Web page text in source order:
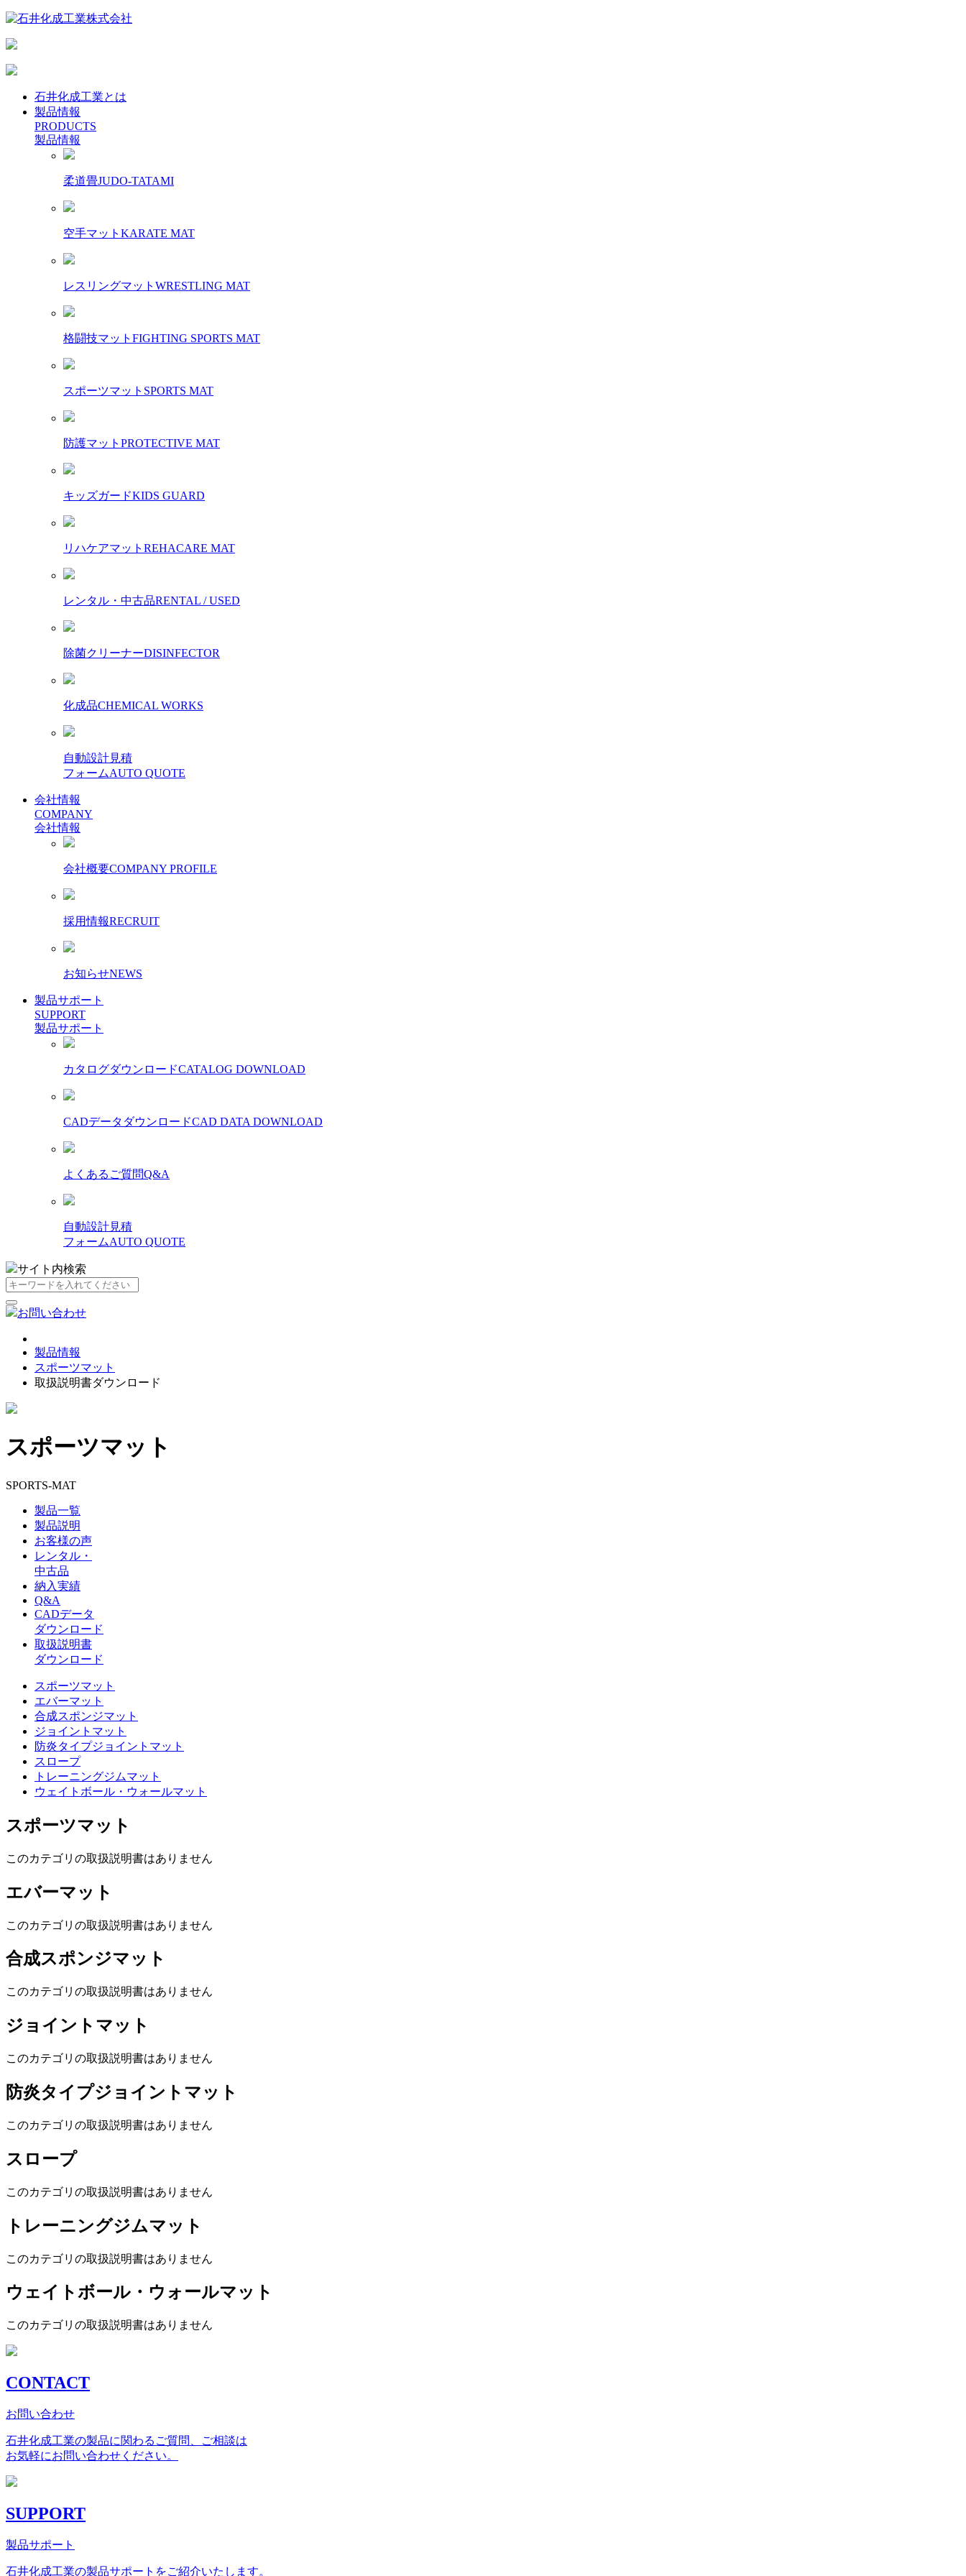
石井化成工業とは
製品情報
PRODUCTS
製品情報
柔道畳JUDO-TATAMI
空手マット KARATE MAT
レスリングマット WRESTLING MAT
格闘技マット FIGHTING SPORTS MAT
スポーツマット SPORTS MAT
防護マット PROTECTIVE MAT
キッズガードKIDS GUARD
リハケアマット REHACARE MAT
レンタル・中古品RENTAL / USED
除菌クリーナーDISINFECTOR
化成品CHEMICAL WORKS
自動設計見積
フォームAUTO QUOTE
会社情報
COMPANY
会社情報
会社概要COMPANY PROFILE
採用情報RECRUIT
お知らせNEWS
製品サポート
SUPPORT
製品サポート
カタログダウンロードCATALOG DOWNLOAD
CADデータダウンロードCAD DATA DOWNLOAD
よくあるご質問Q&A
自動設計見積
フォームAUTO QUOTE
サイト内検索
お問い合わせ
製品情報
スポーツマット
取扱説明書ダウンロード
スポーツマット
SPORTS-MAT
製品一覧
製品説明
お客様の声
レンタル・
中古品
納入実績
Q&A
CADデータ
ダウンロード
取扱説明書
ダウンロード
スポーツマット
エバーマット
合成スポンジマット
ジョイントマット
防炎タイプジョイントマット
スロープ
トレーニングジムマット
ウェイトボール・ウォールマット
スポーツマット
このカテゴリの取扱説明書はありません
エバーマット
このカテゴリの取扱説明書はありません
合成スポンジマット
このカテゴリの取扱説明書はありません
ジョイントマット
このカテゴリの取扱説明書はありません
防炎タイプジョイントマット
このカテゴリの取扱説明書はありません
スロープ
このカテゴリの取扱説明書はありません
トレーニングジムマット
このカテゴリの取扱説明書はありません
ウェイトボール・ウォールマット
このカテゴリの取扱説明書はありません
CONTACT
お問い合わせ
石井化成工業の製品に関わるご質問、ご相談は
お気軽にお問い合わせください。
SUPPORT
製品サポート
石井化成工業の製品サポートをご紹介いたします。